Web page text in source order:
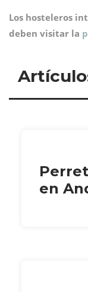
Los hosteleros
deben visitar la
en